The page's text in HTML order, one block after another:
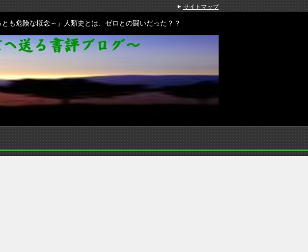
も危険な概念～」人類史とは、ゼロとの闘いだった？？
サイトマップ